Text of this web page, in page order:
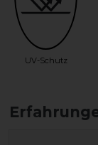
UV-Schutz